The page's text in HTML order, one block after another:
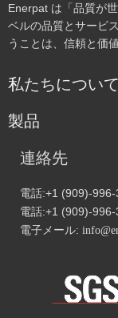
Enerpat は「品質が
ベルの品質とサービ
うことは、信頼と価
私たちについ
製品
連絡先
電話:+1 (909)-996-
電話:+1 (909)-996-
電子メール: